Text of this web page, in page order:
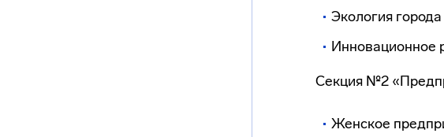
Экология города
Инновационное
Секция №2
Женское